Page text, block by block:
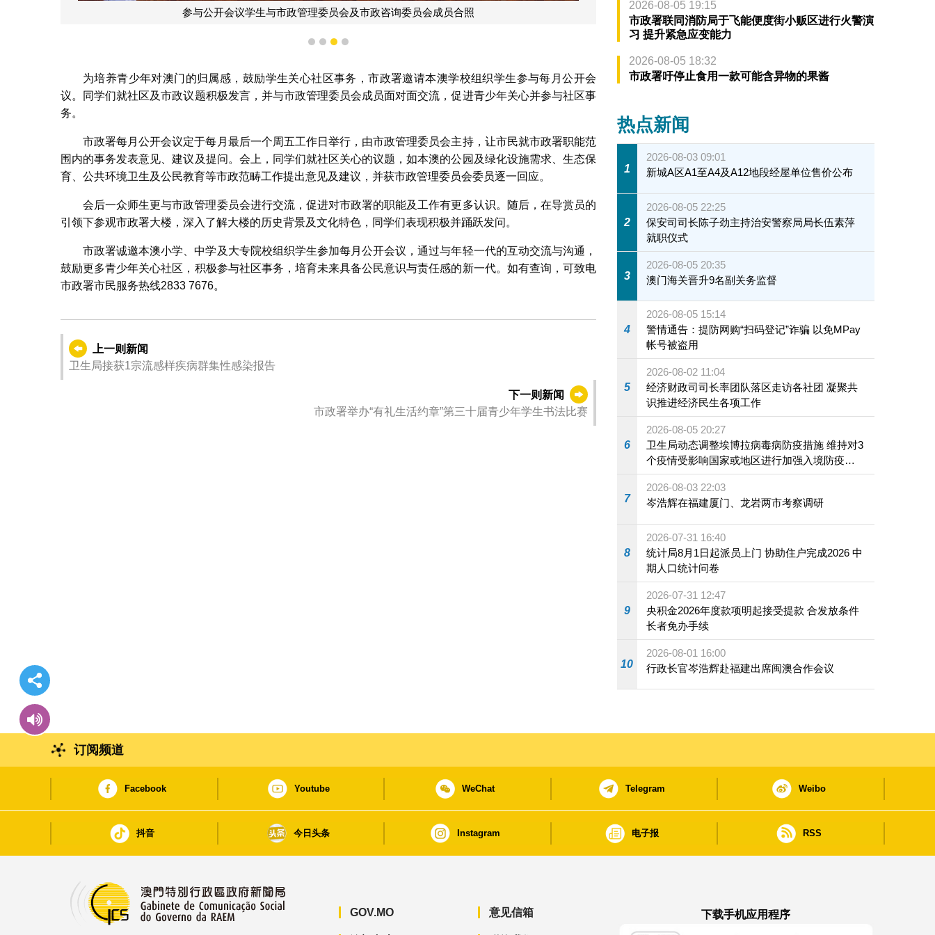
参与公开会议学生与市政管理委员会及市政咨询委员会成员合照
1 2 3 4
为培养青少年对澳门的归属感，鼓励学生关心社区事务，市政署邀请本澳学校组织学生参与每月公开会
议。同学们就社区及市政议题积极发言，并与市政管理委员会成员面对面交流，促进青少年关心并参与社区事
务。
市政署每月公开会议定于每月最后一个周五工作日举行，由市政管理委员会主持，让市民就市政署职能范
围内的事务发表意见、建议及提问。会上，同学们就社区关心的议题，如本澳的公园及绿化设施需求、生态保
育、公共环境卫生及公民教育等市政范畴工作提出意见及建议，并获市政管理委员会委员逐一回应。
会后一众师生更与市政管理委员会进行交流，促进对市政署的职能及工作有更多认识。随后，在导赏员的
引领下参观市政署大楼，深入了解大楼的历史背景及文化特色，同学们表现积极并踊跃发问。
市政署诚邀本澳小学、中学及大专院校组织学生参加每月公开会议，通过与年轻一代的互动交流与沟通，
鼓励更多青少年关心社区，积极参与社区事务，培育未来具备公民意识与责任感的新一代。如有查询，可致电
市政署市民服务热线2833 7676。
上一则新闻
卫生局接获1宗流感样疾病群集性感染报告
下一则新闻
市政署举办“有礼生活约章”第三十届青少年学生书法比赛
2026-08-05 19:15
市政署联同消防局于飞能便度街小贩区进行火警演
习 提升紧急应变能力
2026-08-05 18:32
市政署吁停止食用一款可能含异物的果酱
热点新闻
1
2026-08-03 09:01
新城A区A1至A4及A12地段经屋单位售价公布
2
2026-08-05 22:25
保安司司长陈子劲主持治安警察局局长伍素萍
就职仪式
3
2026-08-05 20:35
澳门海关晋升9名副关务监督
4
2026-08-05 15:14
警情通告：提防网购“扫码登记”诈骗 以免MPay
帐号被盗用
5
2026-08-02 11:04
经济财政司司长率团队落区走访各社团 凝聚共
识推进经济民生各项工作
6
2026-08-05 20:27
卫生局动态调整埃博拉病毒病防疫措施 维持对3
个疫情受影响国家或地区进行加强入境防疫措
施
7
2026-08-03 22:03
岑浩辉在福建厦门、龙岩两市考察调研
8
2026-07-31 16:40
统计局8月1日起派员上门 协助住户完成2026 中
期人口统计问卷
9
2026-07-31 12:47
央积金2026年度款项明起接受提款 合发放条件
长者免办手续
10
2026-08-01 16:00
行政长官岑浩辉赴福建出席闽澳合作会议
订阅频道
Facebook Youtube WeChat Telegram Weibo
抖音 今日头条 Instagram 电子报 RSS
GOV.MO 意见信箱
下载手机应用程序